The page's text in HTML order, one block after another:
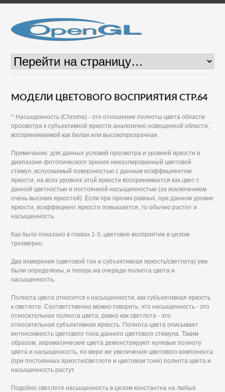
МОДЕЛИ ЦВЕТОВОГО ВОСПРИЯТИЯ СТР.64
^ Насыщенность (Chroma) - это отношение полноты цвета области
просмотра к субъективной яркости аналогично освещенной области,
воспринимаемой как белая или высокопрозрачная.
Примечание: для данных условий просмотра и уровней яркости в
диапазоне фотопического зрения неизолированный цветовой
стимул, испускаемый поверхностью с данным коэффициентом
яркости, на всех уровнях этой яркости воспринимается как цвет с
данной цветностью и постоянной насыщенностью (за исключением
очень высоких яркостей). Если при прочих равных, при данном уровне
яркости, коэффициент яркости повышается, то обычно растет и
насыщенность.
Как было показано в главах 1-3, цветовое восприятие в целом
трехмерно.
Два измерения (цветовой тон и субъективная яркость/светлота) уже
были определены, и теперь на очереди полнота цвета и
насыщенность.
Полнота цвета относится к насыщенности, как субъективная яркость
к светлоте. Соответственно можно говорить, что насыщенность - это
относительная полнота цвета, равно как светлота - это
относительная субъективная яркость. Полнота цвета описывает
интенсивность цветового тона данного цветового стимула. Таким
образом, ахроматические цвета демонстрируют нулевые полноту
цвета и насыщенность, по мере же увеличения цветового компонента
(при постоянных яркости/светлоте и цветовом тоне) полнота цвета и
насыщенность растут.
Подобно светлоте насыщенность в целом константна на любых